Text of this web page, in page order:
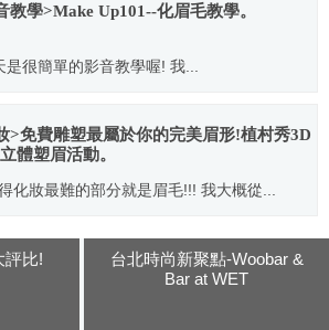
教學>Make Up101--化眉毛教學。
是很簡單的影音教學喔! 我...
>免費雕塑最屬於你的完美眉形!植村秀3D
體塑眉活動。
化妝最難的部分就是眉毛!!! 我大概從...
評比!
台北時尚新聚點-Woobar &
Bar at WET